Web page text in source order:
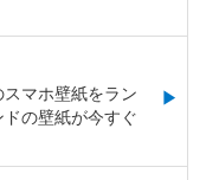
マホ壁紙をラン
の壁紙が今すぐ